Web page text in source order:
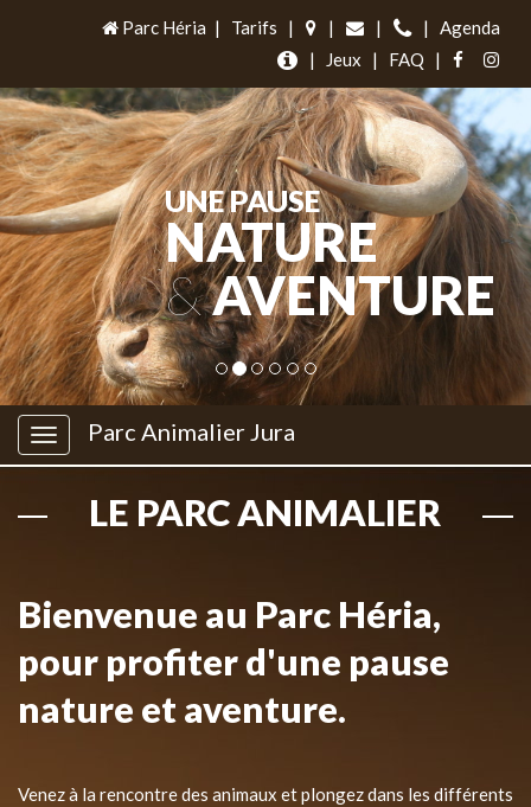
Parc Héria | Tarifs | | | |
Agenda
|
Jeux | FAQ |
UNE PAUSE
NATURE
&AVENTURE
Parc Animalier Jura
LE PARC ANIMALIER
Bienvenue au Parc Héria,
pour profiter d'une pause
nature et aventure.
Venez à la rencontre des animaux et plongez dans les différents